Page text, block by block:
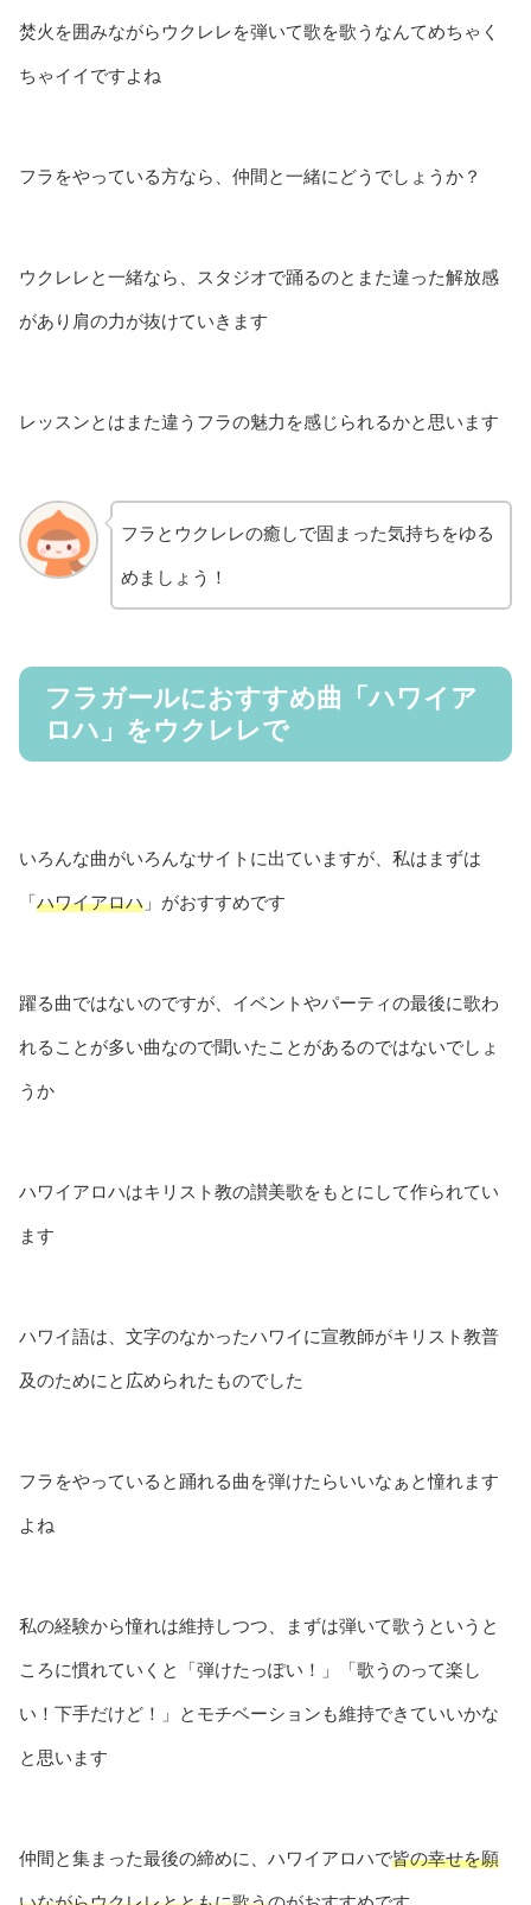
焚火を囲みながらウクレレを弾いて歌を歌うなんてめちゃく
ちゃイイですよね
フラをやっている方なら、仲間と一緒にどうでしょうか？
ウクレレと一緒なら、スタジオで踊るのとまた違った解放感
があり肩の力が抜けていきます
レッスンとはまた違うフラの魅力を感じられるかと思います
フラとウクレレの癒しで固まった気持ちをゆる
めましょう！
フラガールにおすすめ曲「ハワイア
ロハ」をウクレレで
いろんな曲がいろんなサイトに出ていますが、私はまずは
「ハワイアロハ 」がおすすめです
躍る曲ではないのですが、イベントやパーティの最後に歌わ
れることが多い曲なので聞いたことがあるのではないでしょ
うか
ハワイアロハはキリスト教の讃美歌をもとにして作られてい
ます
ハワイ語は、文字のなかったハワイに宣教師がキリスト教普
及のためにと広められたものでした
フラをやっていると踊れる曲を弾けたらいいなぁと憧れます
よね
私の経験から憧れは維持しつつ、まずは弾いて歌うというと
ころに慣れていくと「弾けたっぽい！」「歌うのって楽し
い！下手だけど！」とモチベーションも維持できていいかな
と思います
仲間と集まった最後の締めに、ハワイアロハで皆の幸せを願